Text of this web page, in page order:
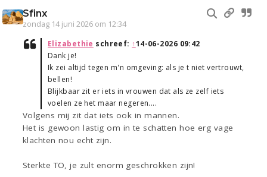
Sfinx
zondag 14 juni 2026 om 12:34
Elizabethie schreef: ↑14-06-2026 09:42
Dank je!
Ik zei altijd tegen m'n omgeving: als je t niet vertrouwt,
bellen!
Blijkbaar zit er iets in vrouwen dat als ze zelf iets
voelen ze het maar negeren....
Volgens mij zit dat iets ook in mannen.
Het is gewoon lastig om in te schatten hoe erg vage
klachten nou echt zijn.
Sterkte TO, je zult enorm geschrokken zijn!